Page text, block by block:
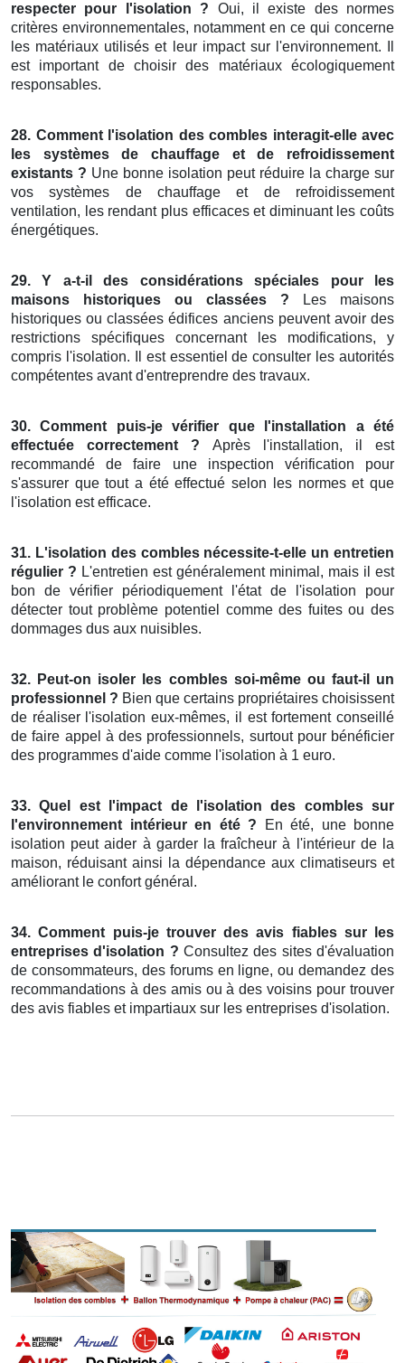
respecter pour l'isolation ? Oui, il existe des normes
critères environnementales, notamment en ce qui concerne
les matériaux utilisés et leur impact sur l'environnement. Il
est important de choisir des matériaux écologiquement
responsables.
28. Comment l'isolation des combles interagit-elle avec
les systèmes de chauffage et de refroidissement
existants ? Une bonne isolation peut réduire la charge sur
vos systèmes de chauffage et de refroidissement
ventilation, les rendant plus efficaces et diminuant les coûts
énergétiques.
29. Y a-t-il des considérations spéciales pour les
maisons historiques ou classées ? Les maisons
historiques ou classées édifices anciens peuvent avoir des
restrictions spécifiques concernant les modifications, y
compris l'isolation. Il est essentiel de consulter les autorités
compétentes avant d'entreprendre des travaux.
30. Comment puis-je vérifier que l'installation a été
effectuée correctement ? Après l'installation, il est
recommandé de faire une inspection vérification pour
s'assurer que tout a été effectué selon les normes et que
l'isolation est efficace.
31. L'isolation des combles nécessite-t-elle un entretien
régulier ? L'entretien est généralement minimal, mais il est
bon de vérifier périodiquement l'état de l'isolation pour
détecter tout problème potentiel comme des fuites ou des
dommages dus aux nuisibles.
32. Peut-on isoler les combles soi-même ou faut-il un
professionnel ? Bien que certains propriétaires choisissent
de réaliser l'isolation eux-mêmes, il est fortement conseillé
de faire appel à des professionnels, surtout pour bénéficier
des programmes d'aide comme l'isolation à 1 euro.
33. Quel est l'impact de l'isolation des combles sur
l'environnement intérieur en été ? En été, une bonne
isolation peut aider à garder la fraîcheur à l'intérieur de la
maison, réduisant ainsi la dépendance aux climatiseurs et
améliorant le confort général.
34. Comment puis-je trouver des avis fiables sur les
entreprises d'isolation ? Consultez des sites d'évaluation
de consommateurs, des forums en ligne, ou demandez des
recommandations à des amis ou à des voisins pour trouver
des avis fiables et impartiaux sur les entreprises d'isolation.